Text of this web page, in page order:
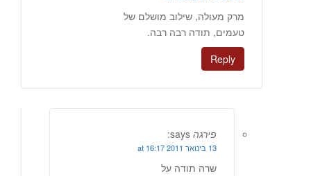
מרק מעולה, שילוב מושלם של
טעמים, תודה רבה רבה.
Reply
פירגה says:
13 בינואר 2011 at 16:17
שרה תודה על